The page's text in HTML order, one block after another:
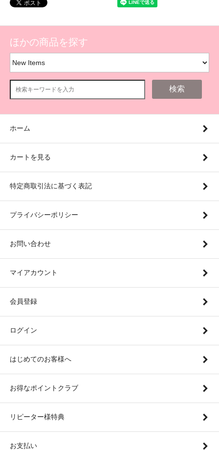
ほかの商品を探す
検索
ホーム
カートを見る
特定商取引法に基づく表記
プライバシーポリシー
お問い合わせ
マイアカウント
会員登録
ログイン
はじめてのお客様へ
お得なポイントクラブ
リピーター様特典
お支払い